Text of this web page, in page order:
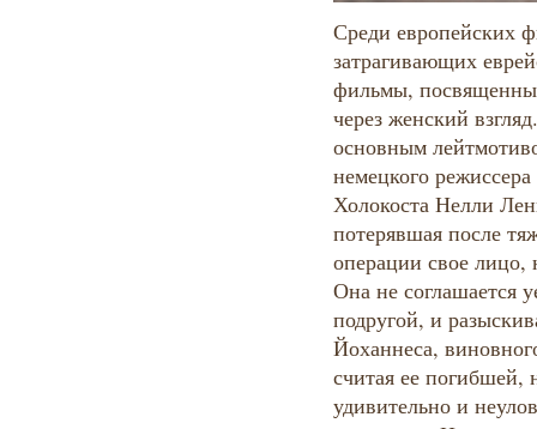
Среди
затрагивающих
фильмы,
через женский
основным
немецкого
Холокоста Нелли
потерявшая после
операции свое лицо,
Она не соглашается
подругой, и
Йоханнеса,
считая ее погибшей,
удивительно и